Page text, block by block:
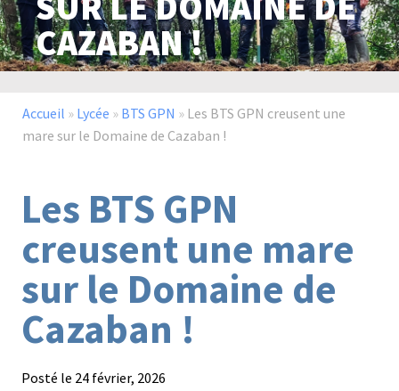
Paysage,
CAZABAN !
Accueil » Lycée » BTS GPN » Les BTS GPN creusent une
mare sur le Domaine de Cazaban !
Les BTS GPN
creusent une mare
sur le Domaine de
Cazaban !
Posté le 24 février, 2026